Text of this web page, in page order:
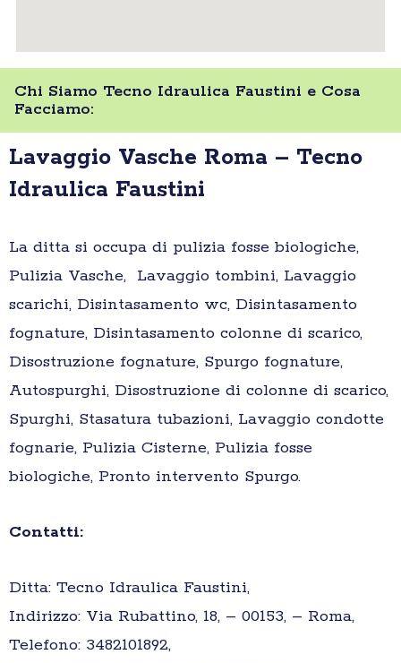
Chi Siamo Tecno Idraulica Faustini e Cosa
Facciamo:
Lavaggio Vasche Roma – Tecno
Idraulica Faustini
La ditta si occupa di pulizia fosse biologiche,
Pulizia Vasche, Lavaggio tombini, Lavaggio
scarichi, Disintasamento wc, Disintasamento
fognature, Disintasamento colonne di scarico,
Disostruzione fognature, Spurgo fognature,
Autospurghi, Disostruzione di colonne di scarico,
Spurghi, Stasatura tubazioni, Lavaggio condotte
fognarie, Pulizia Cisterne, Pulizia fosse
biologiche, Pronto intervento Spurgo.
Contatti:
Ditta: Tecno Idraulica Faustini,
Indirizzo: Via Rubattino, 18, – 00153, – Roma,
Telefono: 3482101892,